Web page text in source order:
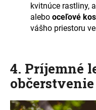
kvitnúce rastliny,
alebo oceľové
vášho priestoru
4. Príjemné
občerstvenie